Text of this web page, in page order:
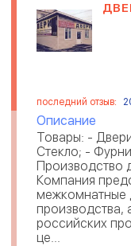
последний отзыв:
Описание
Товары: -
Стекло; -
Производство
Компания
межкомнатные
производства,
российских
це...